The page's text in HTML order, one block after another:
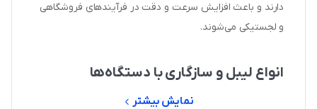
دارند و باعث افزایش سرعت و دقت در فرآیندهای فروشگاهی
و لجستیکی می‌شوند.
انواع لیبل و سازگاری با دستگاه‌ها
در این بخش می‌توانید انواعلیبل حرارتی
نمایش بیشتر